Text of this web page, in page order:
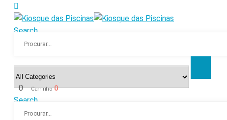
Search
0 Carrinho0
Search